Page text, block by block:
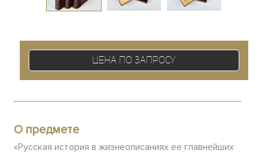
Цена по запросу
О предмете
«Русская история в жизнеописаниях ее главнейших